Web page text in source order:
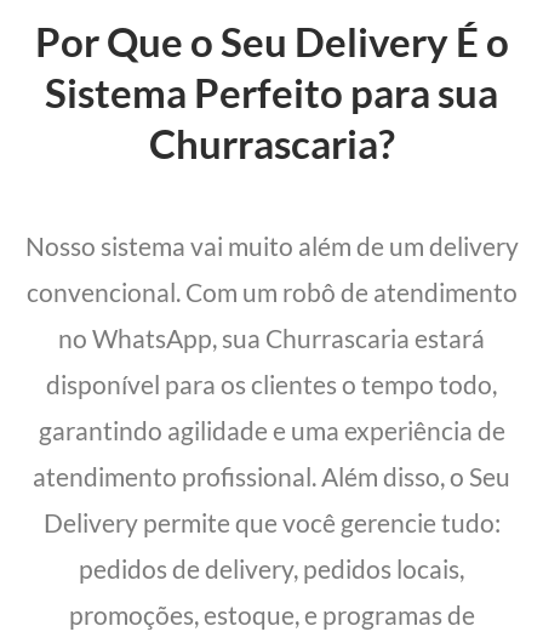
Por Que o Seu Delivery É o
Sistema Perfeito para sua
Churrascaria?
Nosso sistema vai muito além de um delivery
convencional. Com um robô de atendimento
no WhatsApp, sua Churrascaria estará
disponível para os clientes o tempo todo,
garantindo agilidade e uma experiência de
atendimento profissional. Além disso, o Seu
Delivery permite que você gerencie tudo:
pedidos de delivery, pedidos locais,
promoções, estoque, e programas de